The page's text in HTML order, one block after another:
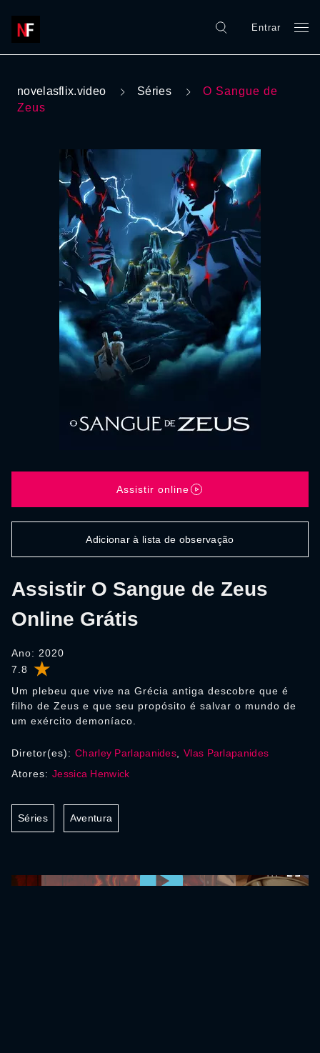
Entrar
novelasflix.video Séries
O Sangue de
Zeus
7.8
Assistir O Sangue de Zeus
Online Grátis
Ano: 2020
Um plebeu que vive na Grécia antiga descobre que é
filho de Zeus e que seu propósito é salvar o mundo de
um exército demoníaco.
Assistir online
Adicionar à lista de observação
Diretor(es): Charley Parlapanides
Vlas Parlapanides
Atores: Jessica Henwick
Séries Aventura